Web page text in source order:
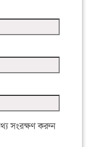
সংরক্ষণ করুন